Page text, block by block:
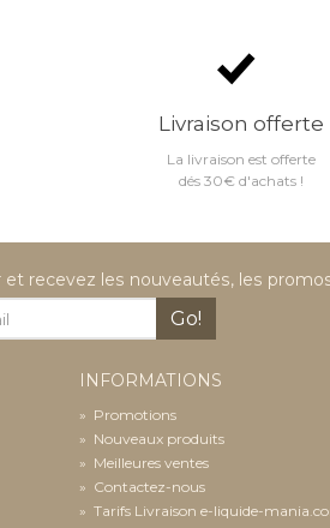
Livraison offerte
La livraison est offerte
dés 30€ d'achats !
recevez les nouveautés, les
Go!
INFORMATIONS
» Promotions
» Nouveaux produits
» Meilleures ventes
» Contactez-nous
» Tarifs Livraison e-liquide-